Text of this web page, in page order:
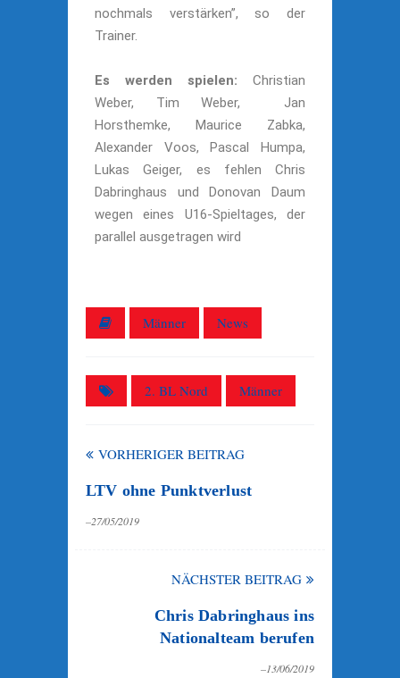
nochmals verstärken”, so der
Trainer.
Es werden spielen: Christian
Weber, Tim Weber, Jan
Horsthemke, Maurice Zabka,
Alexander Voos, Pascal Humpa,
Lukas Geiger, es fehlen Chris
Dabringhaus und Donovan Daum
wegen eines U16-Spieltages, der
parallel ausgetragen wird
Männer News
2. BL Nord Männer
VORHERIGER BEITRAG
LTV ohne Punktverlust
–27/05/2019
NÄCHSTER BEITRAG
Chris Dabringhaus ins
Nationalteam berufen
–13/06/2019